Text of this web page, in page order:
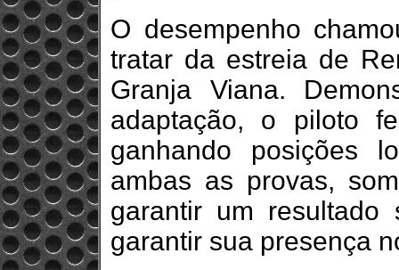
O desempenho
tratar da estreia de
Granja Viana.
adaptação, o piloto
ganhando posições
ambas as provas,
garantir um resultado
garantir sua presença